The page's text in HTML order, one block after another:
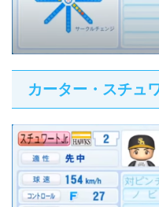
カーター・スチュ